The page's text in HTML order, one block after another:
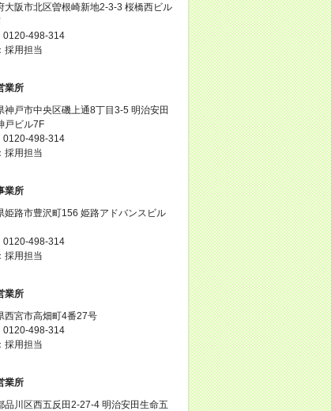
大阪市北区曽根崎新地2-3-3 桜橋西ビル
0120-498-314
採用担当
業所
神戸市中央区磯上通8丁目3-5 明治安田
戸ビル7F
0120-498-314
採用担当
業所
姫路市豊沢町156 姫路アドバンスビル
0120-498-314
採用担当
業所
西宮市高畑町4番27号
0120-498-314
採用担当
業所
品川区西五反田2-27-4 明治安田生命五